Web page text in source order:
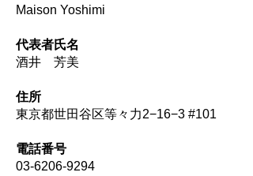
Maison Yoshimi
代表者氏名
酒井 芳美
住所
東京都世田谷区等々力2−16−3 #101
電話番号
03-6206-9294